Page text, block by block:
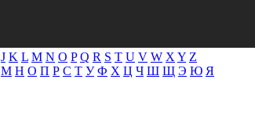
J K L M N O P Q R S T U V W X Y Z
М Н О П Р С Т У Ф Х Ц Ч Ш Щ Э Ю Я